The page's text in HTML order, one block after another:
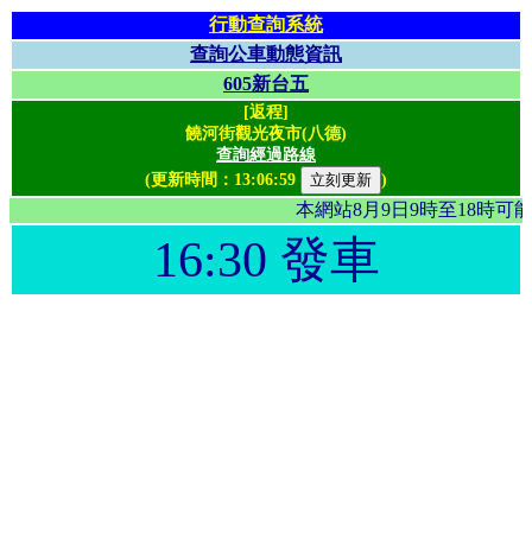
行動查詢系統
查詢公車動態資訊
605新台五
[返程]
饒河街觀光夜市(八德)
查詢經過路線
(更新時間： 13:06:59 )
本網站8月9日9時至18
16:30 發車